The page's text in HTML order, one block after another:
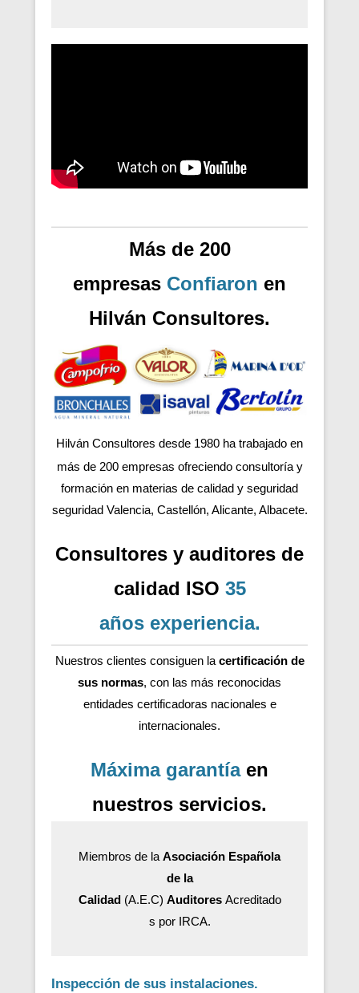
Más de 200
empresas Confiaron en
Hilván Consultores.
Hilván Consultores desde 1980 ha trabajado en
más de 200 empresas ofreciendo consultoría y
formación en materias de calidad y seguridad
seguridad Valencia, Castellón, Alicante, Albacete.
Consultores y auditores de
calidad ISO 35
años experiencia.
Nuestros clientes consiguen la certificación de
sus normas, con las más reconocidas
entidades certificadoras nacionales e
internacionales.
Máxima garantíaen
nuestros servicios.
Miembros de la Asociación Española
de la
Calidad(A.E.C) AuditoresAcreditado
s por IRCA.
Inspección de sus instalaciones.